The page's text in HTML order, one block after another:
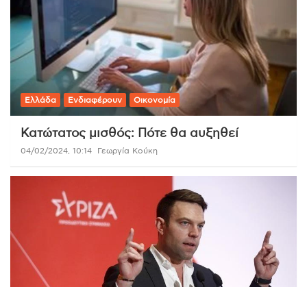
Ελλάδα Ενδιαφέρουν Οικονομία
Κατώτατος μισθός: Πότε θα αυξηθεί
04/02/2024, 10:14 Γεωργία Κούκη